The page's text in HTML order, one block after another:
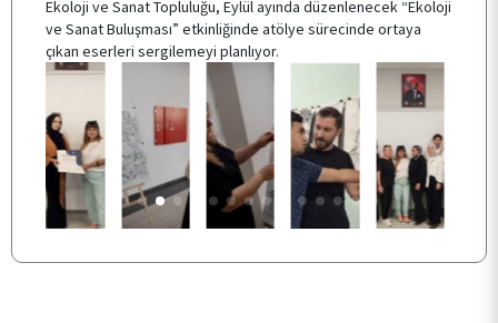
Ekoloji ve Sanat Topluluğu, Eylül ayında düzenlenecek “Ekoloji
ve Sanat Buluşması” etkinliğinde atölye sürecinde ortaya
çıkan eserleri sergilemeyi planlıyor.